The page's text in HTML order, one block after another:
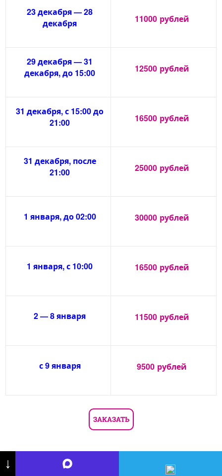
23 декабря — 28
декабря
11000 рублей
29 декабря — 31
декабря, до 15:00
12500 рублей
31 декабря, с 15:00 до
21:00
16500 рублей
31 декабря, после
21:00
25000 рублей
1 января, до 02:00 30000 рублей
1 января, с 10:00 16500 рублей
2 — 8 января 11500 рублей
с 9 января 9500 рублей
ЗАКАЗАТЬ
Дед Мороз на корпоратив
↓